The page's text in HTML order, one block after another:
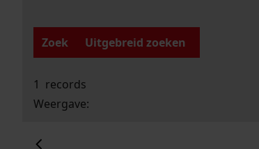
Zoek
Uitgebreid zoeken
1 records
Weergave: